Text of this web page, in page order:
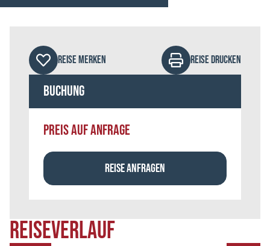
REISEVERLAUF
REISE MERKEN REISE DRUCKEN
Buchung
PREIS AUF ANFRAGE
REISE ANFRAGEN